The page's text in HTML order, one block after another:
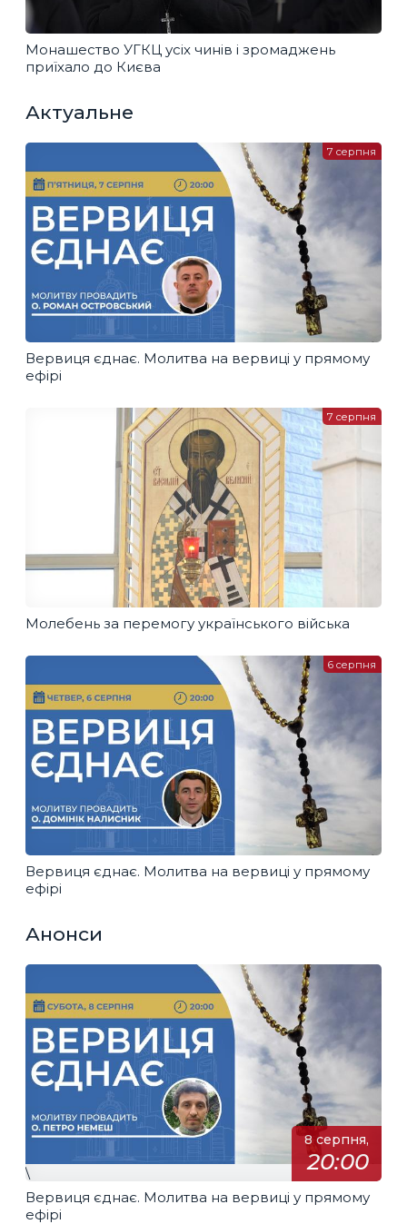
Монашество УГКЦ усіх чинів і зромаджень
приїхало до Києва
Актуальне
Вервиця єднає. Молитва на вервиці у прямому
ефірі
7 серпня
Молебень за перемогу українського війська
7 серпня
Вервиця єднає. Молитва на вервиці у прямому
ефірі
6 серпня
Анонси
8 серпня,
20:00
\
Вервиця єднає. Молитва на вервиці у прямому
ефірі